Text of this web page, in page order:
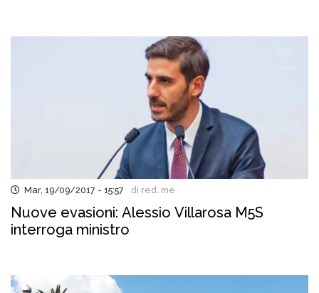
Mar, 19/09/2017 - 15:57 di red..me
Nuove evasioni: Alessio Villarosa M5S
interroga ministro